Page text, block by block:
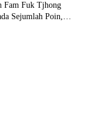
Fam Fuk Tjhong
Sejumlah Poin,